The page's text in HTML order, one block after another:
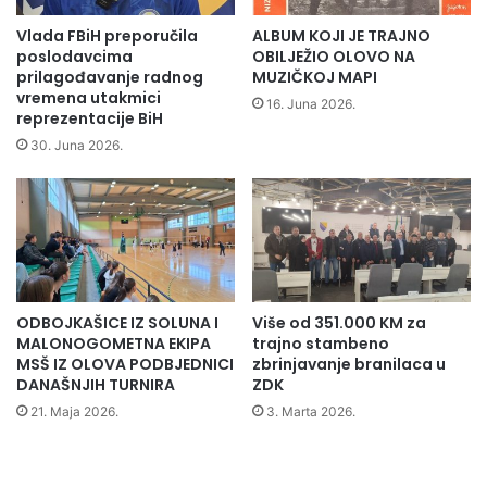
a
“
i
z
O
l
o
l
a
z
i
i
z
s
t
0
0
K
M
Vlada FBiH preporučila
poslodavcima
prilagođavanje radnog
vremena utakmici
reprezentacije BiH
30. Juna 2026.
ALBUM KOJI JE TRAJNO
OBILJEŽIO OLOVO NA
MUZIČKOJ MAPI
16. Juna 2026.
ODBOJKAŠICE IZ SOLUNA I
MALONOGOMETNA EKIPA
MSŠ IZ OLOVA PODBJEDNICI
DANAŠNJIH TURNIRA
21. Maja 2026.
Više od 351.000 KM za
trajno stambeno
zbrinjavanje branilaca u
ZDK
3. Marta 2026.